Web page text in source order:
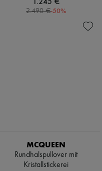
2.490 €-50%
MCQUEEN
Rundhalspullover mit
Kristallstickerei